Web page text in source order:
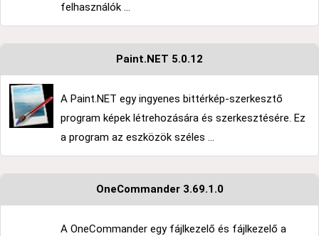
felhasználók ...
Paint.NET 5.0.12
A Paint.NET egy ingyenes bittérkép-szerkesztő
program képek létrehozására és szerkesztésére. Ez
a program az eszközök széles ...
OneCommander 3.69.1.0
A OneCommander egy fájlkezelő és fájlkezelő a